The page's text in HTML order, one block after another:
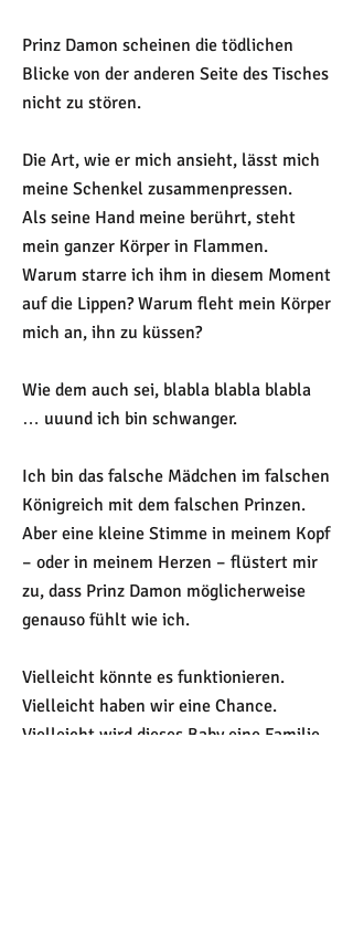
Prinz Damon scheinen die tödlichen
Blicke von der anderen Seite des Tisches
nicht zu stören.
Die Art, wie er mich ansieht, lässt mich
meine Schenkel zusammenpressen.
Als seine Hand meine berührt, steht
mein ganzer Körper in Flammen.
Warum starre ich ihm in diesem Moment
auf die Lippen? Warum fleht mein Körper
mich an, ihn zu küssen?
Wie dem auch sei, blabla blabla blabla
… uuund ich bin schwanger.
Ich bin das falsche Mädchen im falschen
Königreich mit dem falschen Prinzen.
Aber eine kleine Stimme in meinem Kopf
– oder in meinem Herzen – flüstert mir
zu, dass Prinz Damon möglicherweise
genauso fühlt wie ich.
Vielleicht könnte es funktionieren.
Vielleicht haben wir eine Chance.
Vielleicht wird dieses Baby eine Familie